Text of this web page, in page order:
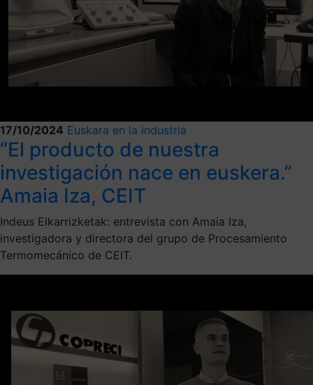
17/10/2024 Euskara en la industria
“El producto de nuestra
investigación nace en euskera.”
Amaia Iza, CEIT
Indeus Elkarrizketak: entrevista con Amaia Iza,
investigadora y directora del grupo de Procesamiento
Termomecánico de CEIT.